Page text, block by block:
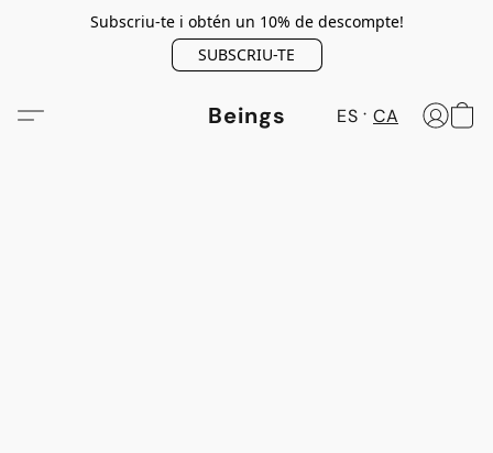
Subscriu-te i obtén un 10% de descompte!
SUBSCRIU-TE
Beings ES CA